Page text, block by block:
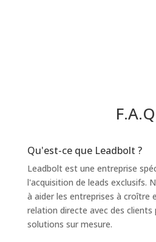
F.A.Q
Qu'est-ce que Leadbolt ?
Leadbolt est une entreprise
l'acquisition de leads exclusifs.
à aider les entreprises à croître
relation directe avec des
solutions sur mesure.